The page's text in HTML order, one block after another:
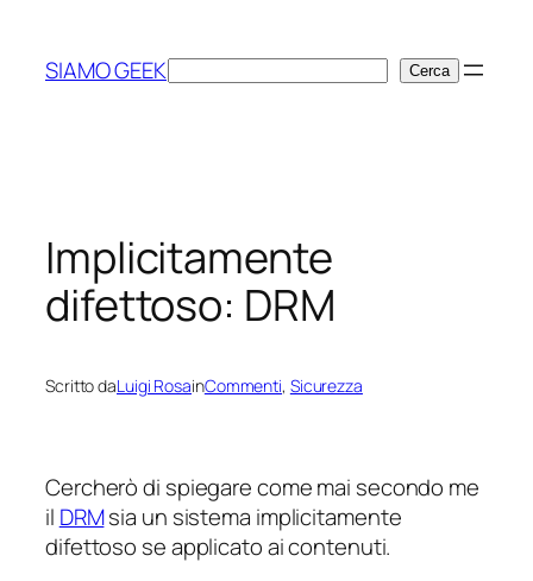
contenuto
SIAMO GEEKCerca Cerca
Implicitamente
difettoso: DRM
Scritto daLuigi RosainCommenti, Sicurezza
Cercherò di spiegare come mai secondo me
il DRMsia un sistema implicitamente
difettoso se applicato ai contenuti.